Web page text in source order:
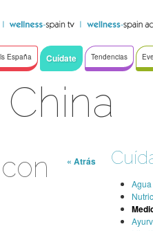
España Cuídate Tendencias
« Atrás